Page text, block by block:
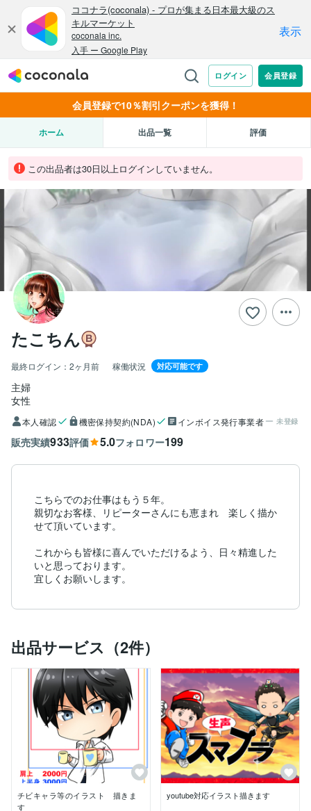
会員登録で10％割引クーポンを獲得！
ホーム 出品一覧 評価
この出品者は30日以上ログインしていません。
たこちん
最終ログイン： 2ヶ月前 稼働状況 対応可能です
主婦
女性
本人確認 機密保持契約(NDA) インボイス発行事業者 未登録
販売実績933評価 5.0フォロワー199
こちらでのお仕事はもう５年。
親切なお客様、リピーターさんにも恵まれ　楽しく描か
せて頂いています。
これからも皆様に喜んでいただけるよう、日々精進した
いと思っております。
宜しくお願いします。
出品サービス（2件）
チビキャラ等のイラスト 描きま
す
youtube対応イラスト描きます